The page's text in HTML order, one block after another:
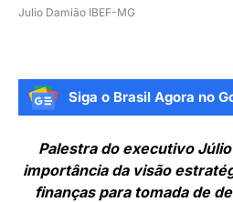
Julio Damião IBEF-MG
Siga o Brasil Agora no
Palestra do executivo
importância da visão
finanças para tomada de